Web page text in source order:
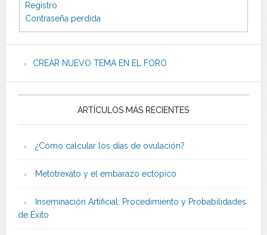
Registro
Contraseña perdida
CREAR NUEVO TEMA EN EL FORO
ARTÍCULOS MÁS RECIENTES
¿Cómo calcular los días de ovulación?
Metotrexato y el embarazo ectópico
Inseminación Artificial: Procedimiento y Probabilidades
de Éxito